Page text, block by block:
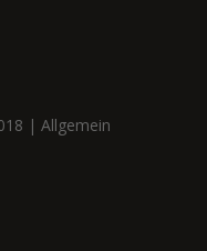
| Allgemein